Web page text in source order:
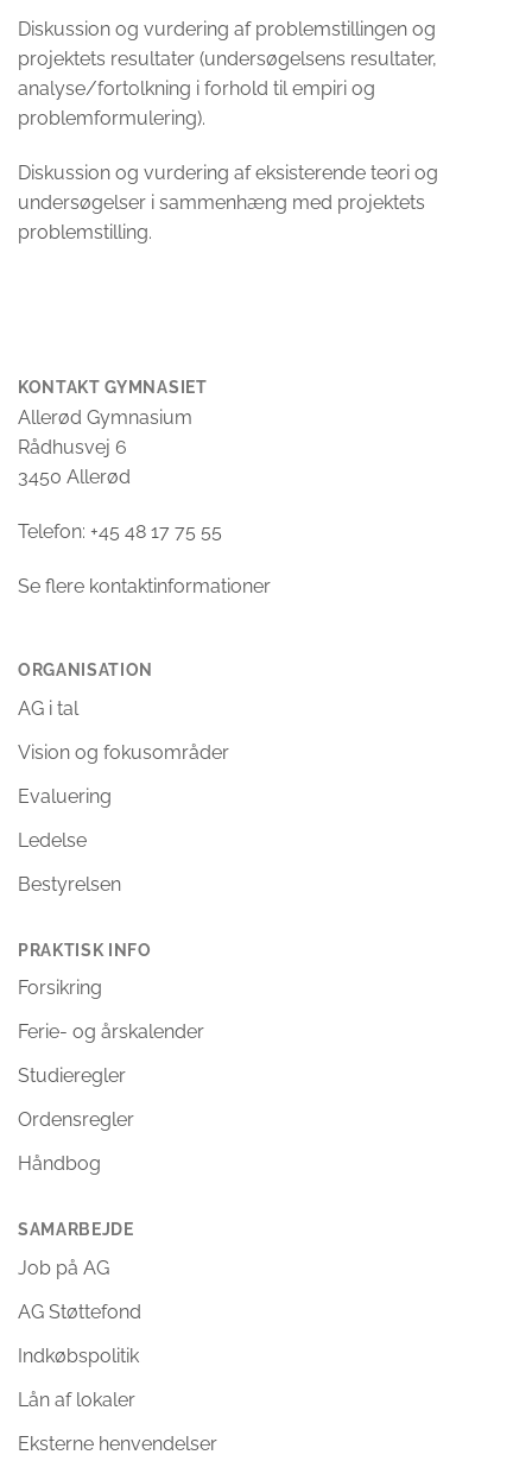
Diskussion og vurdering af problemstillingen og
projektets resultater (undersøgelsens resultater,
analyse/fortolkning i forhold til empiri og
problemformulering).
Diskussion og vurdering af eksisterende teori og
undersøgelser i sammenhæng med projektets
problemstilling.
KONTAKT GYMNASIET
Allerød Gymnasium
Rådhusvej 6
3450 Allerød
Telefon: +45 48 17 75 55
Se flere kontaktinformationer
ORGANISATION
AG i tal
Vision og fokusområder
Evaluering
Ledelse
Bestyrelsen
PRAKTISK INFO
Forsikring
Ferie- og årskalender
Studieregler
Ordensregler
Håndbog
SAMARBEJDE
Job på AG
AG Støttefond
Indkøbspolitik
Lån af lokaler
Eksterne henvendelser